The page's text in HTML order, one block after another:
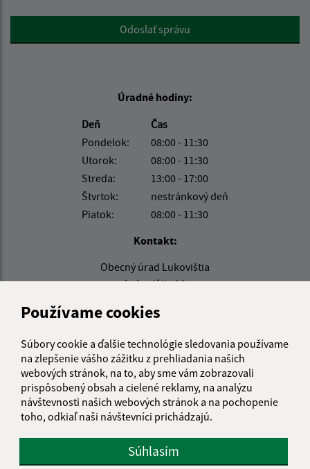
Používame cookies
Súbory cookie a ďalšie technológie sledovania používame
na zlepšenie vášho zážitku z prehliadania našich
webových stránok, na to, aby sme vám zobrazovali
prispôsobený obsah a cielené reklamy, na analýzu
návštevnosti našich webových stránok a na pochopenie
toho, odkiaľ naši návštevníci prichádzajú.
Súhlasím
Google reCaptcha ResponseOdoslať správu
Úradné hodiny:
Deň
Čas
Pondelok:
08:00 - 11:30
Utorok:
08:00 - 11:30
Streda:
13:00 - 17:00
Štvrtok:
nestránkový deň
Piatok:
08:00 - 11:30
Kontakt:
Obecný úrad Lukovištia
Lukovištia 26
+421 47 569 01 01
IČO: 00318906